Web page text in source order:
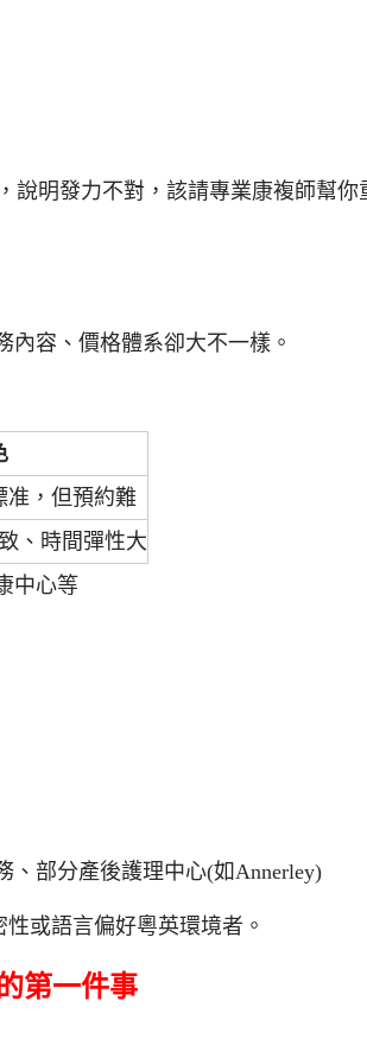
說明發力不對，該請專業康複師幫你
容、價格體系卻大不一樣。
准，但預約難
、時間彈性大
中心等
、部分產後護理中心(如Annerley)
或語言偏好粵英環境者。
第一件事